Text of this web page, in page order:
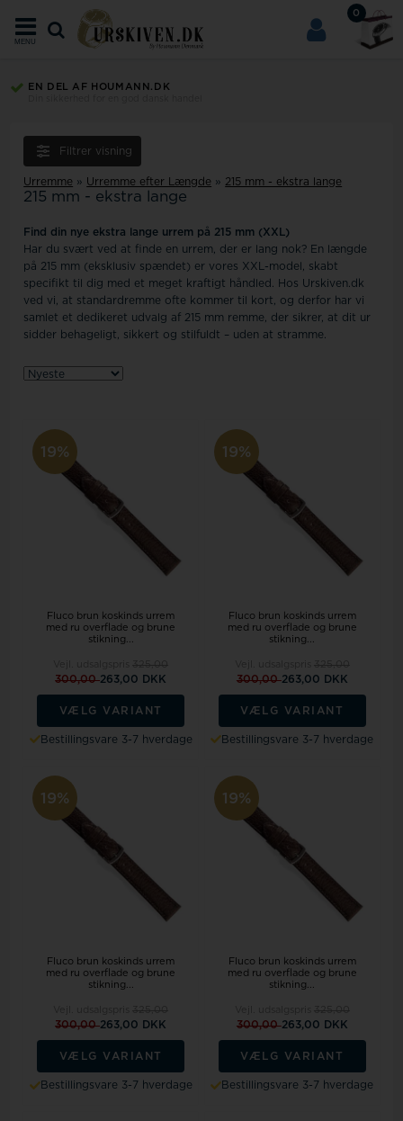
0
MENU
EN DEL AF HOUMANN.DK
Filtrer visning
Urremme » Urremme efter Længde » 215 mm - ekstra lange
215 mm - ekstra lange
Find din nye ekstra lange urrem på 215 mm (XXL)
Har du svært ved at finde en urrem, der er lang nok? En længde
på 215 mm (eksklusiv spændet) er vores XXL-model, skabt
specifikt til dig med et meget kraftigt håndled. Hos Urskiven.dk
ved vi, at standardremme ofte kommer til kort, og derfor har vi
samlet et dedikeret udvalg af 215 mm remme, der sikrer, at dit ur
sidder behageligt, sikkert og stilfuldt – uden at stramme.
19%
Fluco brun koskinds urrem
med ru overflade og brune
stikning...
300,00263,00 DKK
VÆLG VARIANT
Bestillingsvare 3-7 hverdage
19%
Fluco brun koskinds urrem
med ru overflade og brune
stikning...
300,00263,00 DKK
VÆLG VARIANT
Bestillingsvare 3-7 hverdage
19%
Fluco brun koskinds urrem
med ru overflade og brune
stikning...
300,00263,00 DKK
VÆLG VARIANT
Bestillingsvare 3-7 hverdage
19%
Fluco brun koskinds urrem
med ru overflade og brune
stikning...
300,00263,00 DKK
VÆLG VARIANT
Bestillingsvare 3-7 hverdage